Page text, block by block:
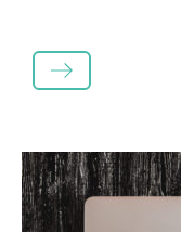
LÄS MER